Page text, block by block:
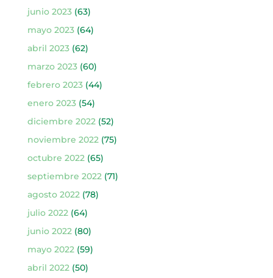
junio 2023(63)
mayo 2023(64)
abril 2023(62)
marzo 2023(60)
febrero 2023(44)
enero 2023(54)
diciembre 2022(52)
noviembre 2022(75)
octubre 2022(65)
septiembre 2022(71)
agosto 2022(78)
julio 2022(64)
junio 2022(80)
mayo 2022(59)
abril 2022(50)